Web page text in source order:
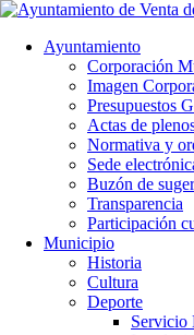
Ayuntamiento
Corporación
Imagen
Presupuestos
Actas de
Normativa y
Sede
Buzón de
Transparencia
Participación
Municipio
Historia
Cultura
Deporte
Servicio